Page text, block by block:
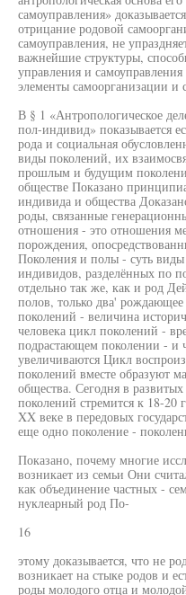
самоуправления»
отрицание родовой
самоуправления, не
важнейшие структуры,
управления и
элементы самоорганизации и
В § 1 «Антропологическое
пол-индивид» показывается
рода и социальная
виды поколений, их
прошлым и будущим
обществе Показано
индивида и общества
роды, связанные
отношения - это отношения
порождения,
Поколения и полы - суть
индивидов, разделённых по
отдельно так же, как и род
полов, только два'
поколений - величина
человека цикл поколений -
подрастающем поколении - и
увеличиваются Цикл
поколений вместе образуют
общества. Сегодня в
поколений стремится к 18-
XX веке в передовых
еще одно поколение -
Показано, почему многие
возникает из семьи Они
как объединение частных -
нуклеарный род По-
16
этому доказывается, что не
возникает на стыке родов и
роды молодого отца и